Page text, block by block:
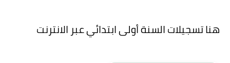
هنا تسجيلات السنة أولى ابتدائي عبر الانترنت